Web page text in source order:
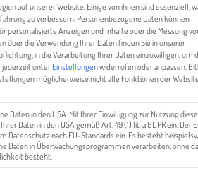
047-
auf unserer Website. Einige von ihnen sind essenziell,
zu verbessern. Personenbezogene Daten können
personalisierte Anzeigen und Inhalte oder die Messung
über die Verwendung Ihrer Daten finden Sie in unserer
in die Verarbeitung Ihrer Daten einzuwilligen, um
jederzeit unterEinstellungenwiderrufen oder anpassen.
möglicherweise nicht alle Funktionen der Website
Daten in den USA. Mit Ihrer Einwilligung zur Nutzung
Daten in den USA gemäß Art. 49 (1) lit. a GDPR ein. Der
Datenschutz nach EU-Standards ein. Es besteht
Daten in Überwachungsprogrammen verarbeiten, ohne
besteht.